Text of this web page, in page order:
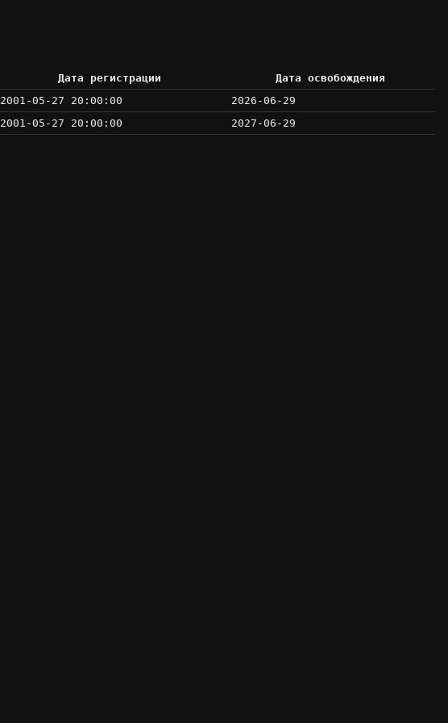
Дата регистрации
Дата освобождения
2001-05-27 20:00:00
2026-06-29
2001-05-27 20:00:00 2027-06-29